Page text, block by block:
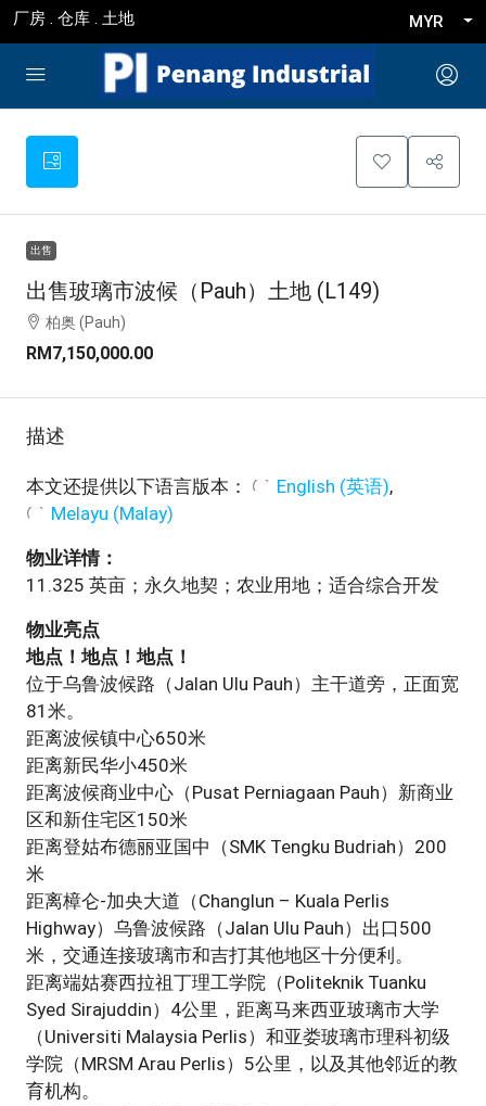
厂房 . 仓库 . 土地 MYR
出售
出售玻璃市波候（Pauh）土地 (L149)
柏奥 (Pauh)
RM7,150,000.00
描述
本文还提供以下语言版本： English (英语)
Melayu (Malay)
物业详情：
11.325 英亩；永久地契；农业用地；适合综合开发
物业亮点
地点！地点！地点！
位于乌鲁波候路（Jalan Ulu Pauh）主干道旁，正面宽
81米。
距离波候镇中心650米
距离新民华小450米
距离波候商业中心（Pusat Perniagaan Pauh）新商业
区和新住宅区150米
距离登姑布德丽亚国中（SMK Tengku Budriah）200
米
距离樟仑-加央大道（Changlun – Kuala Perlis
Highway）乌鲁波候路（Jalan Ulu Pauh）出口500
米，交通连接玻璃市和吉打其他地区十分便利。
距离端姑赛西拉祖丁理工学院（Politeknik Tuanku
Syed Sirajuddin）4公里，距离马来西亚玻璃市大学
（Universiti Malaysia Perlis）和亚娄玻璃市理科初级
学院（MRSM Arau Perlis）5公里，以及其他邻近的教
育机构。